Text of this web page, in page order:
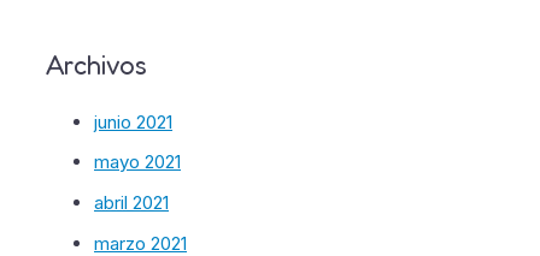
Archivos
junio 2021
mayo 2021
abril 2021
marzo 2021